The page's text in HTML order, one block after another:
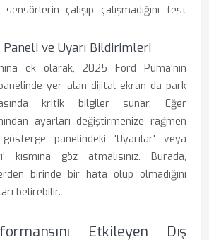
çalışıp çalışmadığını test
ve Uyarı Bildirimleri
ek olarak, 2025 Ford Puma'nın
yer alan dijital ekran da park
kritik bilgiler sunar. Eğer
ayarları değiştirmenize rağmen
panelindeki 'Uyarılar' veya
kısmına göz atmalısınız. Burada,
birinde bir hata olup olmadığını
belirebilir.
Etkileyen Dış